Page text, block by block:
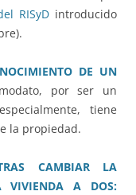
RISyD introducido
DE UN
por ser un
tiene
la propiedad.
CAMBIAR LA
VIVIENDA A DOS: